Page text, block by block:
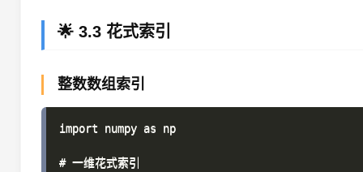
🌟 3.3 花式索引
整数数组索引
import numpy as np
# 一维花式索引